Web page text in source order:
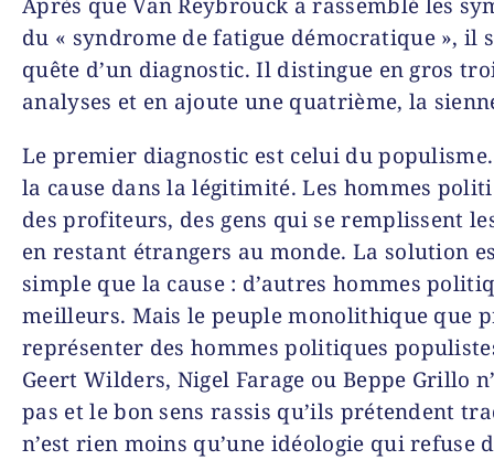
Après que Van Reybrouck a rassemblé les
du « syndrome de fatigue démocratique », il
quête d’un diagnostic. Il distingue en gros
analyses et en ajoute une quatrième, la
Le premier diagnostic est celui du
la cause dans la légitimité. Les hommes
des profiteurs, des gens qui se remplissent
en restant étrangers au monde. La solution
simple que la cause : d’autres hommes
meilleurs. Mais le peuple monolithique que
représenter des hommes politiques
Geert Wilders, Nigel Farage ou Beppe Grillo
pas et le bon sens rassis qu’ils prétendent
n’est rien moins qu’une idéologie qui refuse